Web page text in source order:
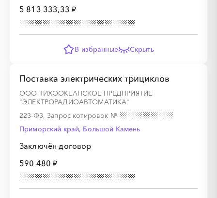
5 813 333,33 ₽
В избранные Скрыть
Поставка электрических трициклов
ООО ТИХООКЕАНСКОЕ ПРЕДПРИЯТИЕ
"ЭЛЕКТРОРАДИОАВТОМАТИКА"
223-ФЗ, Запрос котировок №
Приморский край, Большой Камень
Заключён договор
590 480 ₽